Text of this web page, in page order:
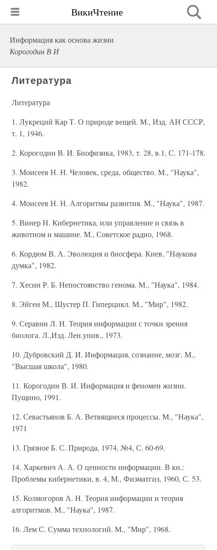
ВикиЧтение
Информация как основа жизни
Корогодин В И
Литература
Литература
1. Лукреций Кар Т. О природе вещей. М., Изд. АН СССР,
т. 1, 1946.
2. Корогодин В. И. Биофизика, 1983, т. 28, в.1, С. 171-178.
3. Моисеев Н. Н. Человек, среда, общество. М., "Наука",
1982.
4. Моисеев Н. Н. Алгоритмы развития. М., "Наука", 1987.
5. Винер Н. Кибернетика, или управление и связь в
животном и машине. М., Советское радио, 1968.
6. Кордюм В. А. Эволюция и биосфера. Киев, "Наукова
думка", 1982.
7. Хесин Р. Б. Непостоянство генома. М., "Наука", 1984.
8. Эйген М., Шустер П. Гиперцикл. М., "Мир", 1982.
9. Серавин Л. Н. Теория информации с точки зрения
биолога. Л.,Изд. Лен.унив., 1973.
10. Дубровский Д. И. Информация, сознание, мозг. М.,
"Высшая школа", 1980.
11. Корогодин В. И. Информация и феномен жизни.
Пущино, 1991.
12. Севастьянов Б. А. Ветвящиеся процессы. М., "Наука",
1971
13. Грязное Б. С. Природа, 1974, №4, С. 60-69.
14. Харкевич А. А. О ценности информации. В кн.:
Проблемы кибернетики, в. 4, М., Физматгиз, 1960, С. 53.
15. Колмогоров А. Н. Теория информации и теория
алгоритмов. М., "Наука", 1987.
16. Лем С. Сумма технологий. М., "Мир", 1968.